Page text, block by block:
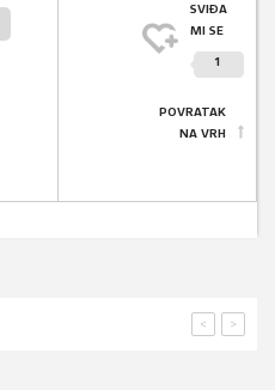
SVIĐA
MI SE
1
POVRATAK
NA VRH
>
<